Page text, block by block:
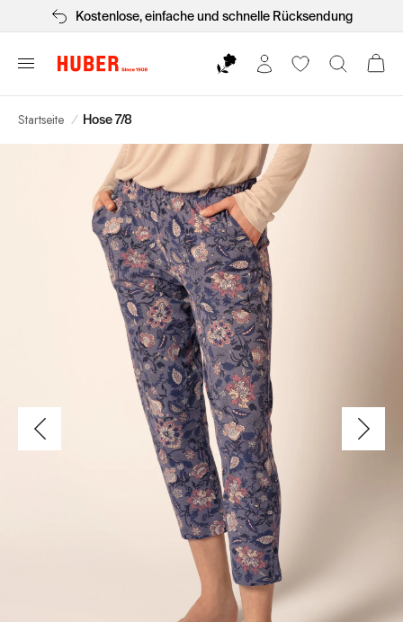
Kostenlose, einfache und schnelle Rücksendung
Startseite / Hose 7/8